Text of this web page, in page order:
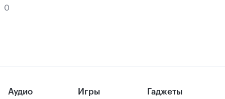
0
Аудио Игры Гаджеты